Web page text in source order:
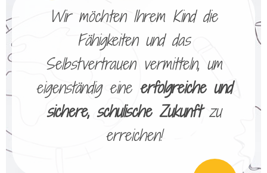
Wir möchten Ihrem Kind die
Fähigkeiten und das
Selbstvertrauen vermitteln, um
eigenständig eine erfolgreiche und
sichere, schulische Zukunftzu
erreichen!